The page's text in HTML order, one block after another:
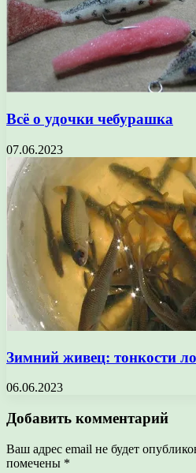
Всё о удочки чебурашка
07.06.2023
Зимний живец: тонкости
06.06.2023
Добавить комментарий
Ваш адрес email не будет
помечены *